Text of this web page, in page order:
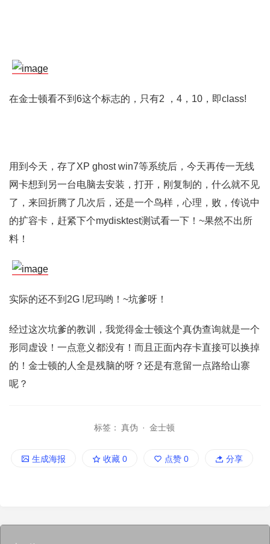
在金士顿看不到6这个标志的，只有2 ，4，10，即class!
用到今天，存了XP ghost win7等系统后，今天再传一无线
网卡想到另一台电脑去安装，打开，刚复制的，什么就不见
了，来回折腾了几次后，还是一个鸟样，心理，败，传说中
的扩容卡，赶紧下个mydisktest测试看一下！~果然不出所
料！
实际的还不到2G !尼玛哟！~坑爹呀！
经过这次坑爹的教训，我觉得金士顿这个真伪查询就是一个
形同虚设！一点意义都没有！而且正面内存卡直接可以换掉
的！金士顿的人全是残脑的呀？还是有意留一点路给山寨
呢？
标签： 真伪 · 金士顿
生成海报 收藏 0 点赞 0 分享